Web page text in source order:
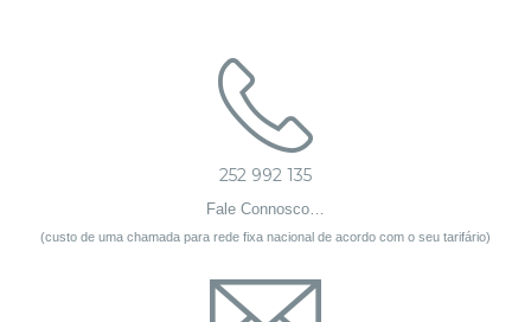
252 992 135
Fale Connosco…
(custo de uma chamada para rede fixa nacional de acordo com o seu tarifário)